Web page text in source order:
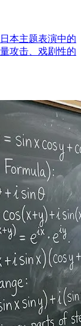
本主题表演中的
攻击、戏剧性的